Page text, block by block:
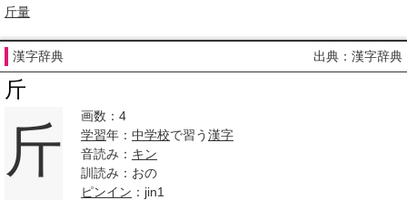
斤量
漢字辞典 出典：漢字辞典
斤
斤
画数：4
学習年： 中学校で習う漢字
音読み： キン
訓読み：おの
ピンイン ：jin1